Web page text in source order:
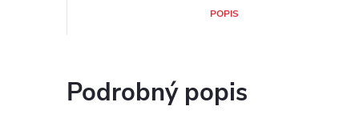
POPIS
Podrobný popis